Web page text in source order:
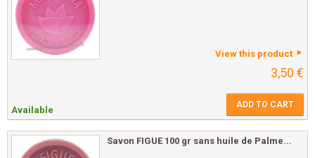
View this product
3,50 €
Available ADD TO CART
Savon FIGUE 100 gr sans huile de Palme...